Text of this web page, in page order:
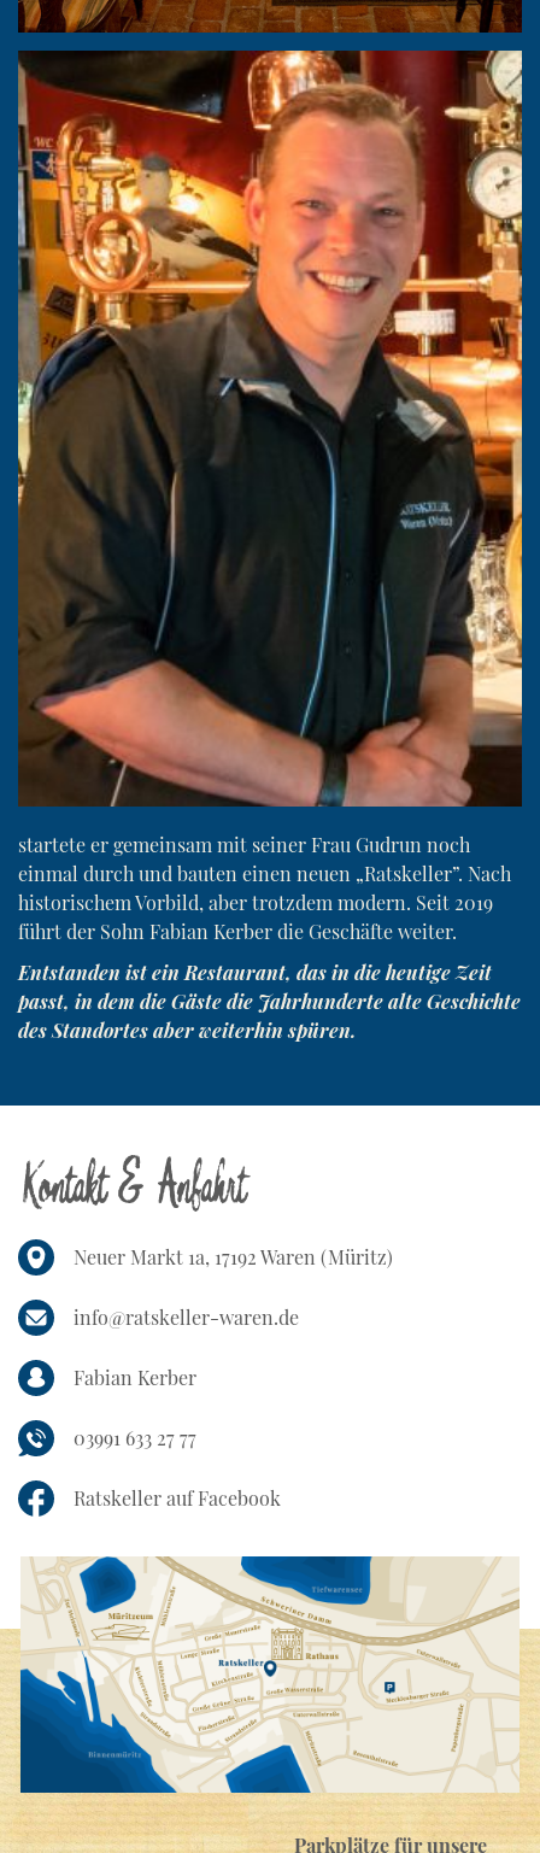
startete er gemeinsam mit seiner Frau Gudrun noch
einmal durch und bauten einen neuen „Ratskeller”. Nach
historischem Vorbild, aber trotzdem modern. Seit 2019
führt der Sohn Fabian Kerber die Geschäfte weiter.
Entstanden ist ein Restaurant, das in die heutige Zeit
passt, in dem die Gäste die Jahrhunderte alte Geschichte
des Standortes aber weiterhin spüren.
Kontakt & Anfahrt
Neuer Markt 1a, 17192 Waren (Müritz)
info@ratskeller-waren.de
Fabian Kerber
03991 633 27 77
Ratskeller auf Facebook
Parkplätze für unsere